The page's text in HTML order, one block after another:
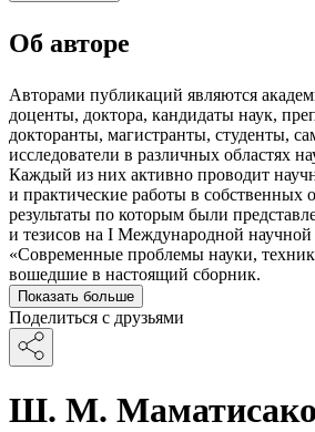
Об авторе
Авторами публикаций являются
доценты, доктора, кандидаты наук,
докторанты, магистранты, студенты,
исследователи в различных областях
Каждый из них активно проводит
и практические работы в собственных
результаты по которым были
и тезисов на I Международной
«Современные проблемы науки,
вошедшие в настоящий сборник.
Показать больше
Поделиться с друзьями
Ш. М.